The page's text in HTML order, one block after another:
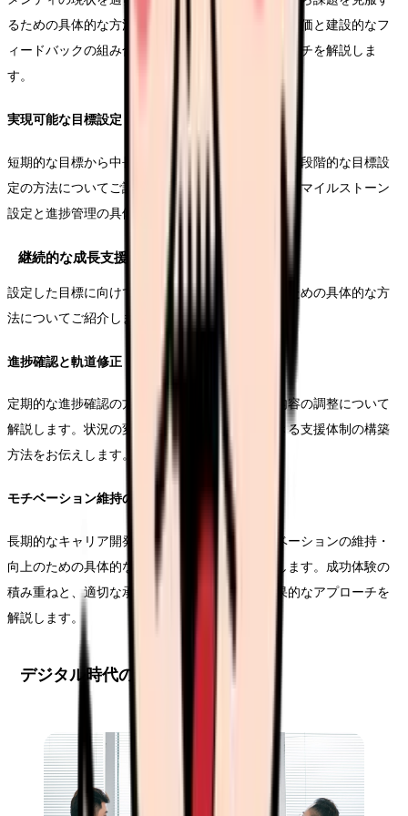
るための具体的な方法をお伝えします。客観的な評価と建設的なフ
ィードバックの組み合わせによる効果的なアプローチを解説しま
す。
実現可能な目標設定
短期的な目標から中長期的なキャリアプランまで、段階的な目標設
定の方法についてご説明します。目標達成のためのマイルストーン
設定と進捗管理の具体的な手法もお伝えします。
継続的な成長支援の実践
設定した目標に向けて、継続的な支援を提供するための具体的な方
法についてご紹介します。
進捗確認と軌道修正
定期的な進捗確認の方法と、必要に応じた支援内容の調整について
解説します。状況の変化に応じて柔軟に対応できる支援体制の構築
方法をお伝えします。
モチベーション維持の支援
長期的なキャリア開発において重要となるモチベーションの維持・
向上のための具体的な支援方法についてご説明します。成功体験の
積み重ねと、適切な承認の組み合わせによる効果的なアプローチを
解説します。
デジタル時代のメンタリング手法